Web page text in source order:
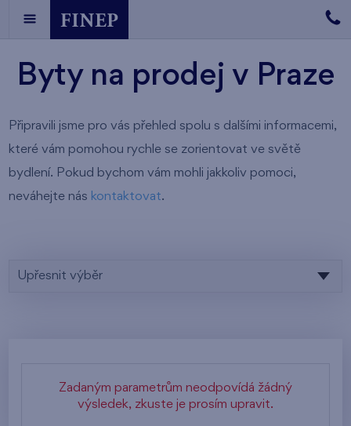
Byty na prodej v Praze
Připravili jsme pro vás přehled spolu s dalšími informacemi,
které vám pomohou rychle se zorientovat ve světě
bydlení. Pokud bychom vám mohli jakkoliv pomoci,
neváhejte nás kontaktovat.
Upřesnit výběr
Zadaným parametrům neodpovídá žádný
výsledek, zkuste je prosím upravit.